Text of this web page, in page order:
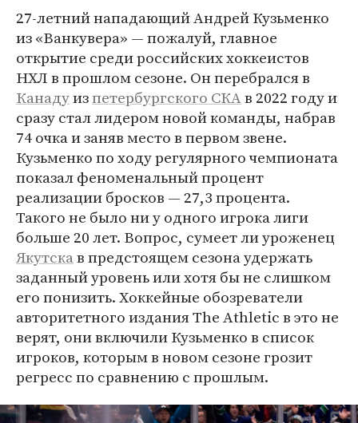
27-летний нападающий Андрей Кузьменко
из «Ванкувера» — пожалуй, главное
открытие среди российских хоккеистов
НХЛ в прошлом сезоне. Он перебрался в
Канадуизпетербургского СКАв 2022 году и
сразу стал лидером новой команды, набрав
74 очка и заняв место в первом звене.
Кузьменко по ходу регулярного чемпионата
показал феноменальный процент
реализации бросков — 27,3 процента.
Такого не было ни у одного игрока лиги
больше 20 лет. Вопрос, сумеет ли уроженец
Якутскав предстоящем сезона удержать
заданный уровень или хотя бы не слишком
его понизить. Хоккейные обозреватели
авторитетного издания The Athletic в это не
верят, они включили Кузьменко в список
игроков, которым в новом сезоне грозит
регресс по сравнению с прошлым.